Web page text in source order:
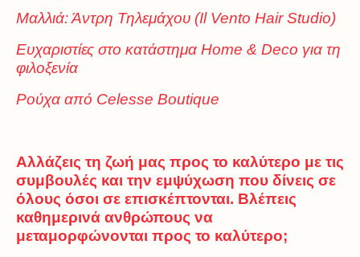
Μαλλιά: Άντρη Τηλεμάχου (Il Vento Hair Studio)
Ευχαριστίες στο κατάστημα Home & Deco για τη
φιλοξενία
Ρούχα από Celesse Boutique
Αλλάζεις τη ζωή μας προς το καλύτερο με τις
συμβουλές και την εμψύχωση που δίνεις σε
όλους όσοι σε επισκέπτονται. Βλέπεις
καθημερινά ανθρώπους να
μεταμορφώνονται προς το καλύτερο;